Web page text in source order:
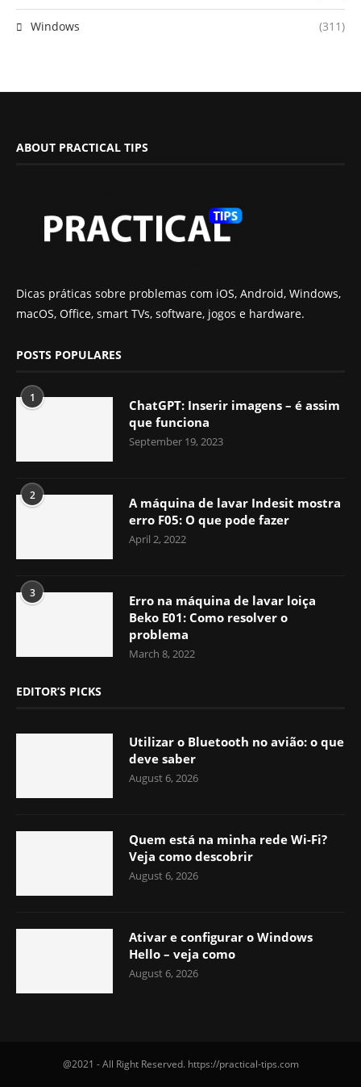
Windows (311)
ABOUT PRACTICAL TIPS
Dicas práticas sobre problemas com iOS, Android, Windows,
macOS, Office, smart TVs, software, jogos e hardware.
POSTS POPULARES
1
ChatGPT: Inserir imagens – é assim
que funciona
September 19, 2023
2
A máquina de lavar Indesit mostra
erro F05: O que pode fazer
April 2, 2022
3
Erro na máquina de lavar loiça
Beko E01: Como resolver o
problema
March 8, 2022
EDITOR’S PICKS
Utilizar o Bluetooth no avião: o que
deve saber
August 6, 2026
Quem está na minha rede Wi-Fi?
Veja como descobrir
August 6, 2026
Ativar e configurar o Windows
Hello – veja como
August 6, 2026
@2021 - All Right Reserved. https://practical-tips.com